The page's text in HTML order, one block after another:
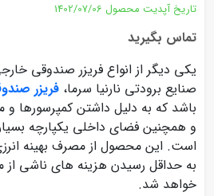
تاریخ آپدیت محصول 1402/07/06
تماس بگیرید
یکی دیگر از انواع فریزر صندوقی
صنایع برودتی نارنیا سرما، فریزر
باشد که به دلیل داشتن کمپرسورها
و همچنین فضای داخلی یکپارچه
است. این محصول از مصرف بهینه
به حداقل رسیدن هزینه های ناشی
خواهد شد.